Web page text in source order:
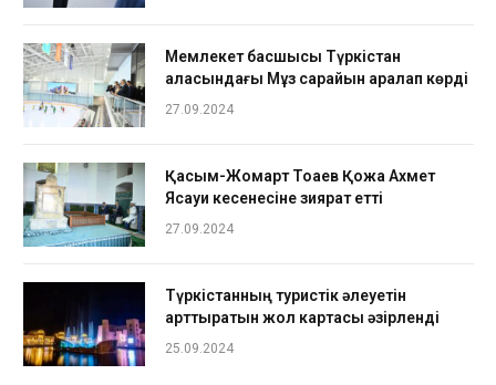
Мемлекет басшысы Түркістан
қаласындағы Мұз сарайын аралап көрді
27.09.2024
Қасым-Жомарт Тоқаев Қожа Ахмет
Ясауи кесенесіне зиярат етті
27.09.2024
Түркістанның туристік әлеуетін
арттыратын жол картасы әзірленді
25.09.2024